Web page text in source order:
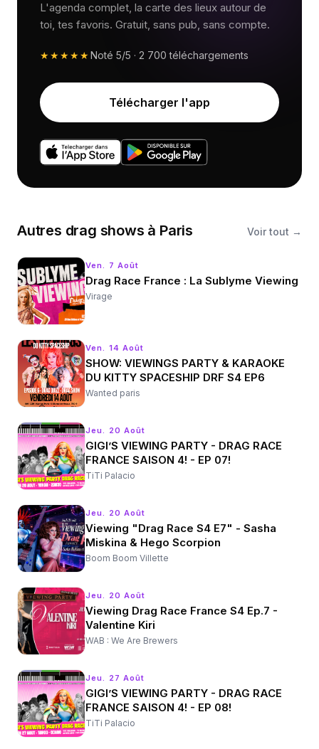
L'agenda complet, la carte des lieux autour de
toi, tes favoris. Gratuit, sans pub, sans compte.
★★★★★Noté 5/5 · 2 700 téléchargements
Télécharger l'app
Autres drag shows à Paris Voir tout →
Ven. 7 Août
Drag Race France : La Sublyme Viewing
Virage
Ven. 14 Août
SHOW: VIEWINGS PARTY & KARAOKE
DU KITTY SPACESHIP DRF S4 EP6
Wanted paris
Jeu. 20 Août
GIGI’S VIEWING PARTY - DRAG RACE
FRANCE SAISON 4! - EP 07!
TiTi Palacio
Jeu. 20 Août
Viewing "Drag Race S4 E7" - Sasha
Miskina & Hego Scorpion
Boom Boom Villette
Jeu. 20 Août
Viewing Drag Race France S4 Ep.7 -
Valentine Kiri
WAB : We Are Brewers
Jeu. 27 Août
GIGI’S VIEWING PARTY - DRAG RACE
FRANCE SAISON 4! - EP 08!
TiTi Palacio